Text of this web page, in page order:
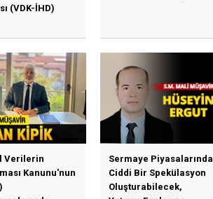
(VDK-İHD)
Verilerin
Kanunu'nun
Sermaye Piyasalarında
Ciddi Bir Spekülasyon
Oluşturabilecek,